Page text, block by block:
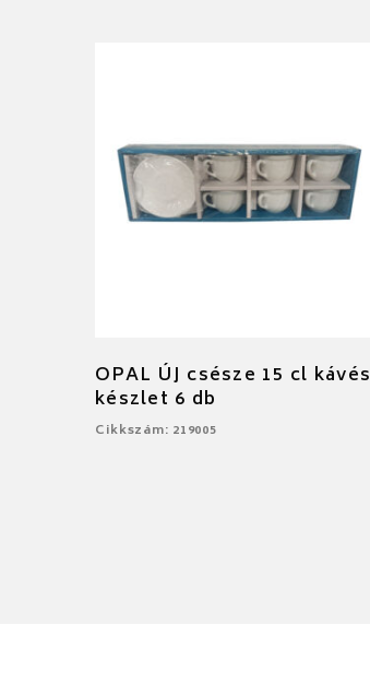
OPAL ÚJ csésze 15 cl kávés
készlet 6 db
Cikkszám: 219005